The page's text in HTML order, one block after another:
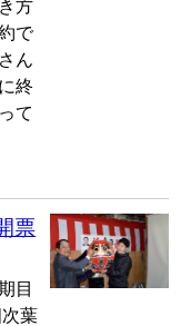
方
で
ん
終
て
票
目
葉